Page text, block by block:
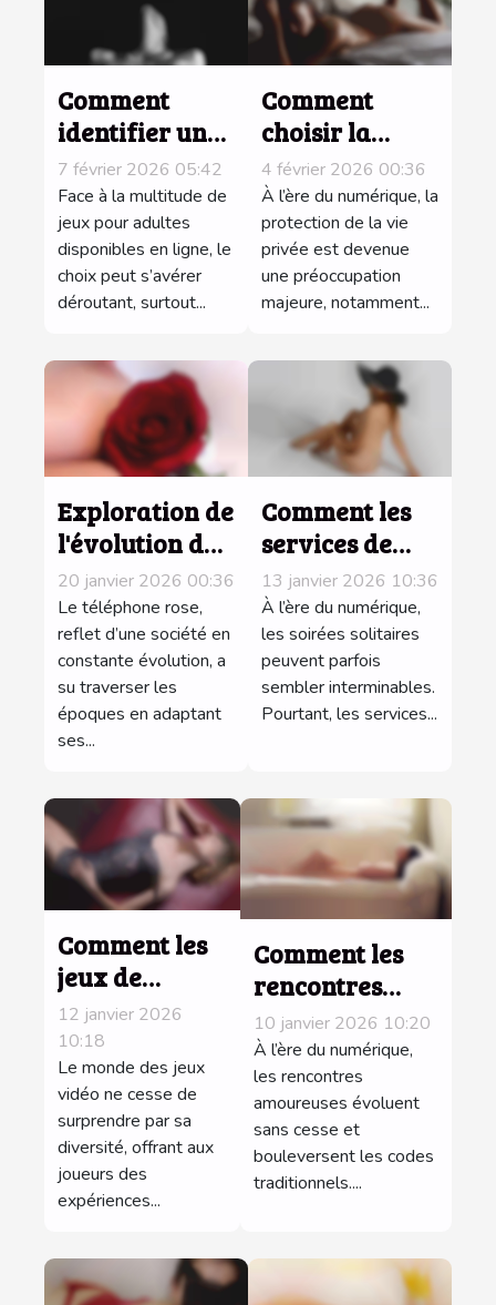
Comment
identifier un
jeu porno de
qualité
supérieure
sans
inscription ?
7 février 2026 05:42
Face à la multitude de
jeux pour adultes
disponibles en ligne, le
choix peut s’avérer
déroutant, surtout...
Comment
choisir la
meilleure
application
pour échanger
des photos
intimes en
4 février 2026 00:36
À l’ère du numérique, la
protection de la vie
privée est devenue
une préoccupation
majeure, notamment...
Exploration de
l'évolution du
téléphone rose
à travers les
décennies
20 janvier 2026 00:36
Le téléphone rose,
reflet d’une société en
constante évolution, a
su traverser les
époques en adaptant
ses...
Comment les
services de
conversation
intime par
téléphone
enrichissent-
ils les soirées
13 janvier 2026 10:36
À l’ère du numérique,
les soirées solitaires
peuvent parfois
sembler interminables.
Pourtant, les services...
Comment les
jeux de
puzzles et
romance
améliorent
vos
compétences
stratégiques ?
12 janvier 2026
10:18
Le monde des jeux
vidéo ne cesse de
surprendre par sa
diversité, offrant aux
joueurs des
expériences...
Comment les
rencontres
vocales
réinventent la
communication
amoureuse ?
10 janvier 2026 10:20
À l’ère du numérique,
les rencontres
amoureuses évoluent
sans cesse et
bouleversent les codes
traditionnels....